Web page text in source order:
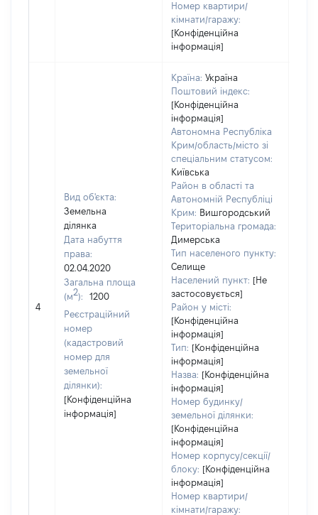
Номер квартири/
кімнати/гаражу:
[Конфіденційна
інформація]
4
Вид об'єкта:
Земельна
ділянка
Дата набуття
права:
02.04.2020
Загальна площа
(м2):
1200
Реєстраційний
номер
(кадастровий
номер для
земельної
ділянки):
[Конфіденційна
інформація]
Країна: Україна
Поштовий індекс:
[Конфіденційна
інформація]
Автономна Республіка
Крим/область/місто зі
спеціальним статусом:
Київська
Район в області та
Автономній Республіці
Крим: Вишгородський
Територіальна громада:
Димерська
Тип населеного пункту:
Селище
Населений пункт: [Не
застосовується]
Район у місті:
[Конфіденційна
інформація]
Тип: [Конфіденційна
інформація]
Назва: [Конфіденційна
інформація]
Номер будинку/
земельної ділянки:
[Конфіденційна
інформація]
Номер корпусу/секції/
блоку: [Конфіденційна
інформація]
Номер квартири/
кімнати/гаражу: